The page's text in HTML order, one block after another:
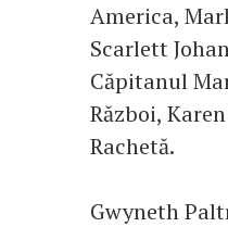
America,
Scarlett
Căpitanul
Război,
Rachetă.
Gwyneth